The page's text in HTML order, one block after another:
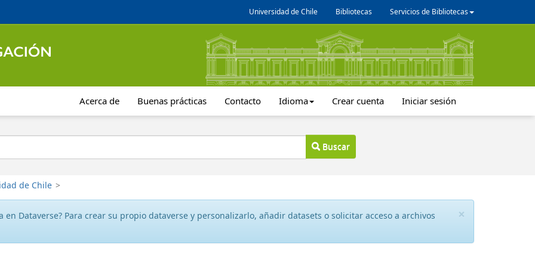
Universidad de Chile Bibliotecas Servicios de Bibliotecas
Acerca de Buenas prácticas Contacto Idioma Crear cuenta Iniciar sesión
Buscar
de Chile >
×
en Dataverse? Para crear su propio dataverse y personalizarlo, añadir datasets o solicitar acceso a archivos